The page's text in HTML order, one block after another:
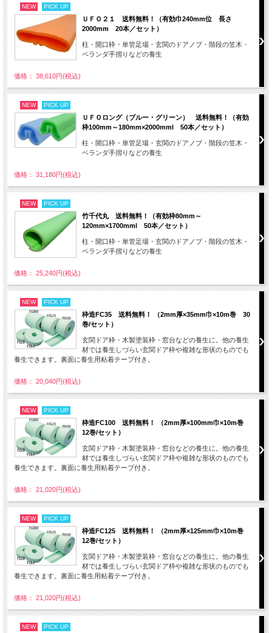
NEW PICK UP
ＵＦＯ２１ 送料無料！（有効巾240mm位 長さ
2000mm 20本／セット）
柱・開口枠・単管足場・玄関のドアノブ・階段の笠木・
ベランダ手摺りなどの養生
価格： 38,610円(税込)
NEW PICK UP
ＵＦＯロング（ブルー・グリーン） 送料無料！（有効
枠100mm～180mm×2000mml 50本／セット）
柱・開口枠・単管足場・玄関のドアノブ・階段の笠木・
ベランダ手摺りなどの養生
価格： 31,180円(税込)
NEW PICK UP
竹千代丸 送料無料！（有効枠80mm～
120mm×1700mml 50本／セット）
柱・開口枠・単管足場・玄関のドアノブ・階段の笠木・
ベランダ手摺りなどの養生
価格： 25,240円(税込)
NEW PICK UP
枠造FC35 送料無料！ （2mm厚×35mm巾×10m巻 30
巻/セット）
玄関ドア枠・木製塗装枠・窓台などの養生に。他の養生
材では養生しづらい玄関ドア枠や複雑な形状のものでも
養生できます。裏面に養生用粘着テープ付き。
価格： 20,040円(税込)
NEW PICK UP
枠造FC100 送料無料！ （2mm厚×100mm巾×10m巻
12巻/セット）
玄関ドア枠・木製塗装枠・窓台などの養生に。他の養生
材では養生しづらい玄関ドア枠や複雑な形状のものでも
養生できます。裏面に養生用粘着テープ付き。
価格： 21,020円(税込)
NEW PICK UP
枠造FC125 送料無料！ （2mm厚×125mm巾×10m巻
12巻/セット）
玄関ドア枠・木製塗装枠・窓台などの養生に。他の養生
材では養生しづらい玄関ドア枠や複雑な形状のものでも
養生できます。裏面に養生用粘着テープ付き。
価格： 21,020円(税込)
NEW PICK UP